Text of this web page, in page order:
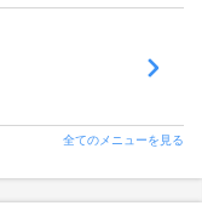
全てのメニューを見る